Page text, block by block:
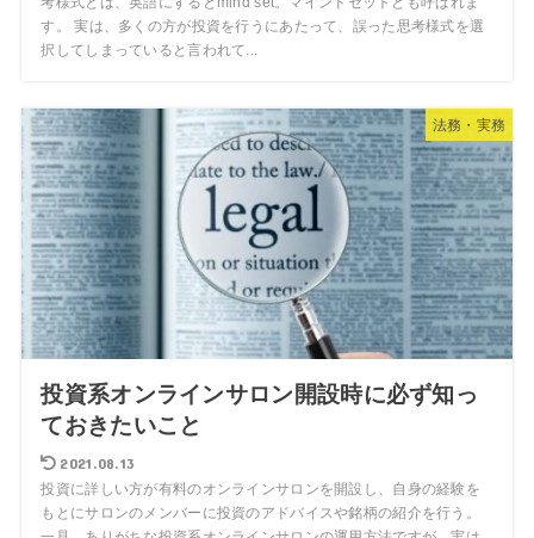
す。 実は、多くの方が投資を行うにあたって、誤った思考様式を選
択してしまっていると言われて...
法務・実務
投資系オンラインサロン開設時に必ず知っ
ておきたいこと
2021.08.13
投資に詳しい方が有料のオンラインサロンを開設し、自身の経験を
もとにサロンのメンバーに投資のアドバイスや銘柄の紹介を行う。